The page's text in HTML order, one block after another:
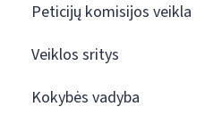
Peticijų komisijos veikla
Veiklos sritys
Kokybės vadyba